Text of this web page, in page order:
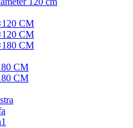
CM
CM
CM
CM
CM